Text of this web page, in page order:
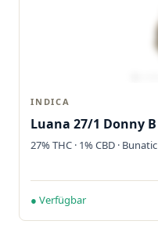
INDICA
Luana 27/1 Donny B
27% THC · 1% CBD · Bunatic
● Verfügbar